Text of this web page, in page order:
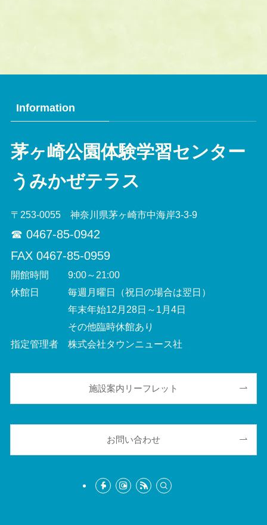
Information
茅ヶ崎公園体験学習センター
うみかぜテラス
〒253-0055 神奈川県茅ヶ崎市中海岸3-3-9
☎︎ 0467-85-0942
FAX 0467-85-0959
開館時間 9:00～21:00
休館日 毎週月曜日（祝日の場合は翌日）
年末年始12月28日～1月4日
その他臨時休館あり
指定管理者 株式会社タウンニュース社
施設案内リーフレット
お問い合わせ